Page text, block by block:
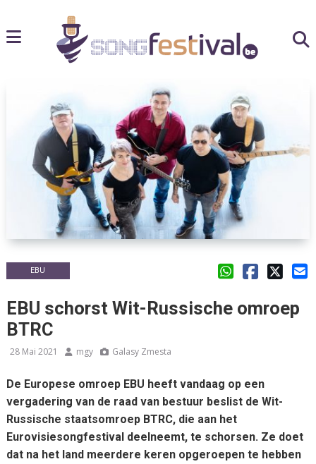
EBU
EBU schorst Wit-Russische omroep
BTRC
28 Mai 2021 mgy Galasy Zmesta
De Europese omroep EBU heeft vandaag op een
vergadering van de raad van bestuur beslist de Wit-
Russische staatsomroep BTRC, die aan het
Eurovisiesongfestival deelneemt, te schorsen. Ze doet
dat na het land meerdere keren opgeroepen te hebben